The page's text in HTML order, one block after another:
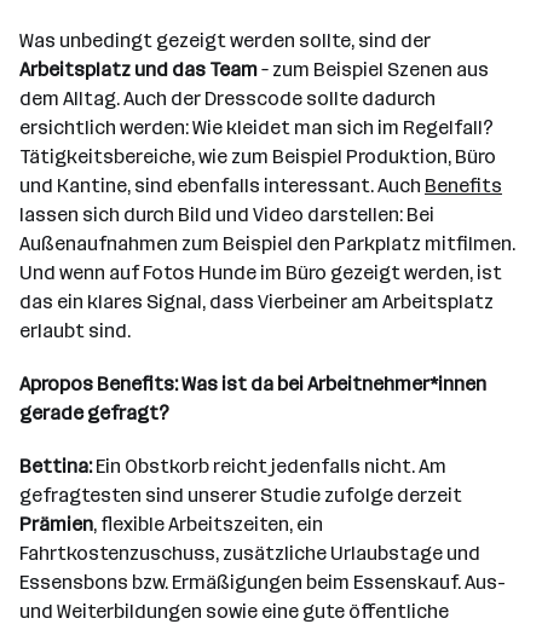
Was unbedingt gezeigt werden sollte, sind der
Arbeitsplatz und das Team– zum Beispiel Szenen aus
dem Alltag. Auch der Dresscode sollte dadurch
ersichtlich werden: Wie kleidet man sich im Regelfall?
Tätigkeitsbereiche, wie zum Beispiel Produktion, Büro
und Kantine, sind ebenfalls interessant. Auch Benefits
lassen sich durch Bild und Video darstellen: Bei
Außenaufnahmen zum Beispiel den Parkplatz mitfilmen.
Und wenn auf Fotos Hunde im Büro gezeigt werden, ist
das ein klares Signal, dass Vierbeiner am Arbeitsplatz
erlaubt sind.
Apropos Benefits: Was ist da bei Arbeitnehmer*innen
gerade gefragt?
Bettina: Ein Obstkorb reicht jedenfalls nicht. Am
gefragtesten sind unserer Studie zufolge derzeit
Prämien, flexible Arbeitszeiten, ein
Fahrtkostenzuschuss, zusätzliche Urlaubstage und
Essensbons bzw. Ermäßigungen beim Essenskauf. Aus-
und Weiterbildungen sowie eine gute öffentliche